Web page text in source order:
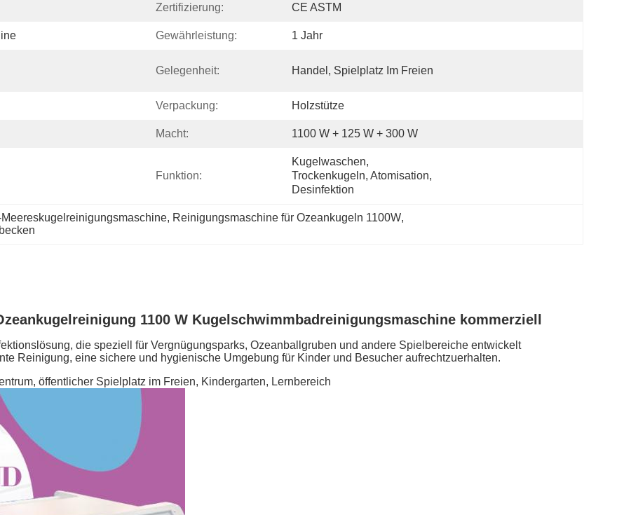
Zertifizierung: CE ASTM
Gewährleistung: 1 Jahr
Gelegenheit: Handel, Spielplatz Im Freien
Verpackung: Holzstütze
Macht: 1100 W + 125 W + 300 W
Funktion:
Kugelwaschen,
Trockenkugeln, Atomisation,
Desinfektion
, Reinigungsmaschine für Ozeankugeln 1100W,
1100 W Kugelschwimmbadreinigungsmaschine kommerziell
die speziell für Vergnügungsparks, Ozeanballgruben und andere Spielbereiche entwickelt
Reinigung, eine sichere und hygienische Umgebung für Kinder und Besucher aufrechtzuerhalten.
öffentlicher Spielplatz im Freien, Kindergarten, Lernbereich